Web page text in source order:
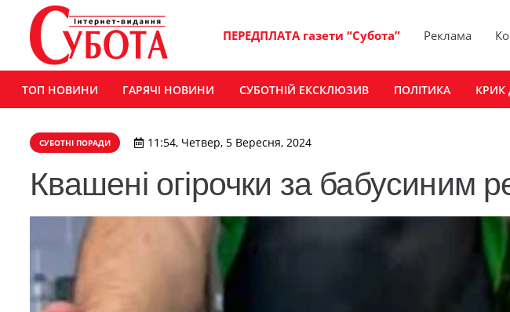
ПЕРЕДПЛАТА газети “Субота” Реклама
ТОП НОВИНИ ГАРЯЧІ НОВИНИ СУБОТНІЙ ЕКСКЛЮЗИВ ПОЛІТИКА КРИК
СУБОТНІ ПОРАДИ 11:54, Четвер, 5 Вересня, 2024
Квашені огірочки за бабусиним